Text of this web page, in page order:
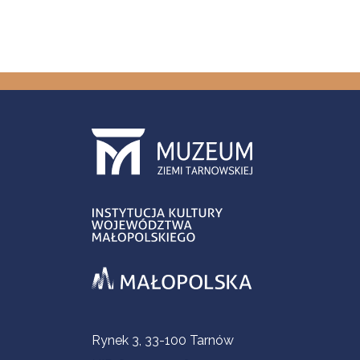
Informacje kontaktowe
Rynek 3, 33-100 Tarnów